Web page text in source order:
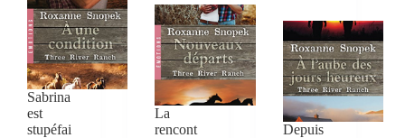
Sabrina
est
stupéfai
La
rencont
Depuis